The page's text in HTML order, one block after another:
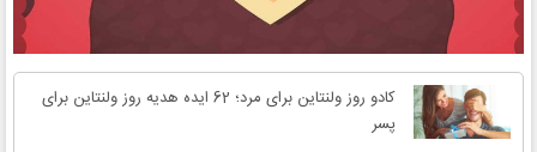
کادو روز ولنتاین برای مرد؛ 62 ایده هدیه روز ولنتاین برای
پسر